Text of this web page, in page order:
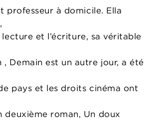
professeur à domicile. Ella
lecture et l’écriture, sa véritable
, Demain est un autre jour, a été
pays et les droits cinéma ont
deuxième roman, Un doux